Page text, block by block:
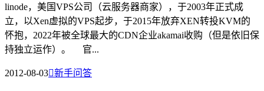
linode，美国VPS公司（云服务器商家），于2003年正式成
立，以Xen虚拟的VPS起步，于2015年放弃XEN转投KVM的
怀抱，2022年被全球最大的CDN企业akamai收购（但是依旧保
持独立运作）。 官...
2012-08-03新手问答